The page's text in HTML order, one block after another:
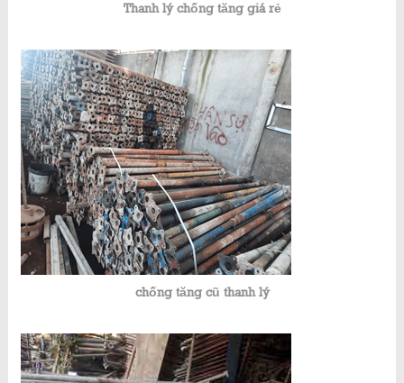
Thanh lý chống tăng giá rẻ
chống tăng cũ thanh lý